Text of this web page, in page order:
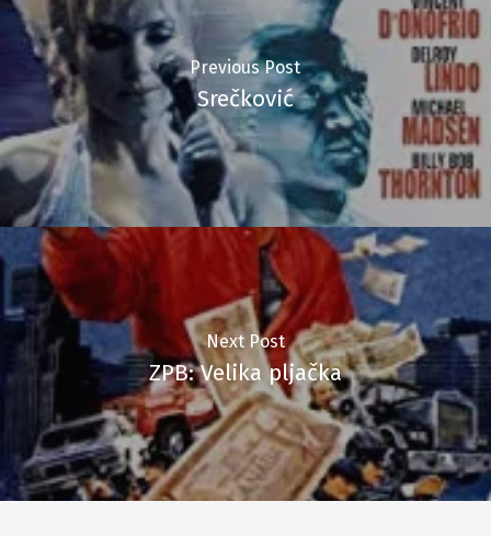
Previous Post
Srečković
Next Post
ZPB: Velika pljačka